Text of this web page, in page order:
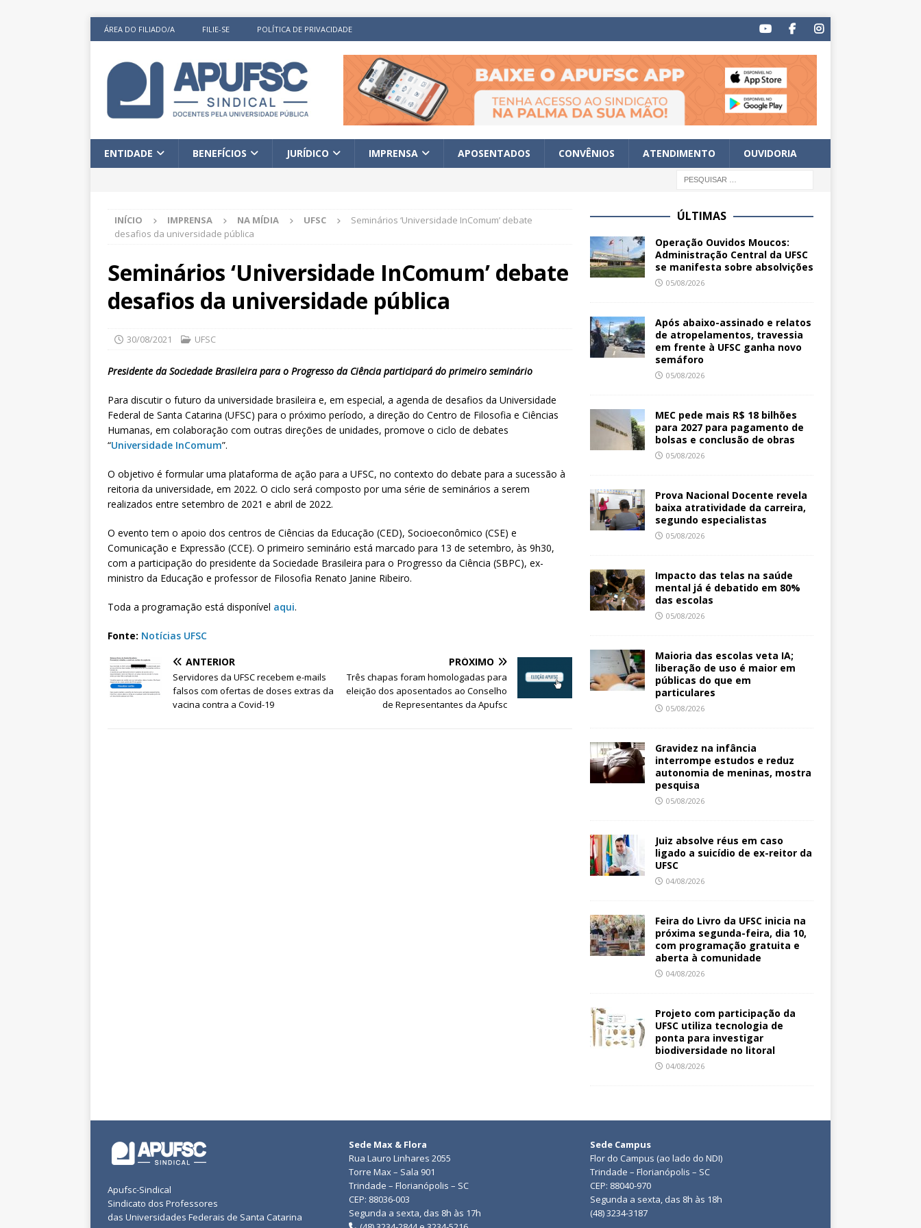
ÁREA DO FILIADO/A FILIE-SE POLÍTICA DE PRIVACIDADE
ENTIDADE BENEFÍCIOS JURÍDICO IMPRENSA APOSENTADOS CONVÊNIOS ATENDIMENTO OUVIDORIA
INÍCIO IMPRENSA NA MÍDIA UFSC
Seminários ‘Universidade InComum’ debate
desafios da universidade pública
Seminários ‘Universidade InComum’ debate
desafios da universidade pública
30/08/2021 UFSC
Presidente da Sociedade Brasileira para o Progresso da Ciência participará do primeiro seminário
Para discutir o futuro da universidade brasileira e, em especial, a agenda de desafios da Universidade
Federal de Santa Catarina (UFSC) para o próximo período, a direção do Centro de Filosofia e Ciências
Humanas, em colaboração com outras direções de unidades, promove o ciclo de debates
“Universidade InComum”.
O objetivo é formular uma plataforma de ação para a UFSC, no contexto do debate para a sucessão à
reitoria da universidade, em 2022. O ciclo será composto por uma série de seminários a serem
realizados entre setembro de 2021 e abril de 2022.
O evento tem o apoio dos centros de Ciências da Educação (CED), Socioeconômico (CSE) e
Comunicação e Expressão (CCE). O primeiro seminário está marcado para 13 de setembro, às 9h30,
com a participação do presidente da Sociedade Brasileira para o Progresso da Ciência (SBPC), ex-
ministro da Educação e professor de Filosofia Renato Janine Ribeiro.
Toda a programação está disponível aqui.
Fonte: Notícias UFSC
ANTERIOR
Servidores da UFSC recebem e-mails
falsos com ofertas de doses extras da
vacina contra a Covid-19
PRÓXIMO
Três chapas foram homologadas para
eleição dos aposentados ao Conselho
de Representantes da Apufsc
ÚLTIMAS
Operação Ouvidos Moucos:
Administração Central da UFSC
se manifesta sobre absolvições
05/08/2026
Após abaixo-assinado e relatos
de atropelamentos, travessia
em frente à UFSC ganha novo
semáforo
05/08/2026
MEC pede mais R$ 18 bilhões
para 2027 para pagamento de
bolsas e conclusão de obras
05/08/2026
Prova Nacional Docente revela
baixa atratividade da carreira,
segundo especialistas
05/08/2026
Impacto das telas na saúde
mental já é debatido em 80%
das escolas
05/08/2026
Maioria das escolas veta IA;
liberação de uso é maior em
públicas do que em
particulares
05/08/2026
Gravidez na infância
interrompe estudos e reduz
autonomia de meninas, mostra
pesquisa
05/08/2026
Juiz absolve réus em caso
ligado a suicídio de ex-reitor da
UFSC
04/08/2026
Feira do Livro da UFSC inicia na
próxima segunda-feira, dia 10,
com programação gratuita e
aberta à comunidade
04/08/2026
Projeto com participação da
UFSC utiliza tecnologia de
ponta para investigar
biodiversidade no litoral
04/08/2026
Apufsc-Sindical
Sindicato dos Professores
das Universidades Federais de Santa Catarina
Sede Max & Flora
Rua Lauro Linhares 2055
Torre Max – Sala 901
Trindade – Florianópolis – SC
CEP: 88036-003
Segunda a sexta, das 8h às 17h
Sede Campus
Flor do Campus (ao lado do NDI)
Trindade – Florianópolis – SC
CEP: 88040-970
Segunda a sexta, das 8h às 18h
(48) 3234-3187